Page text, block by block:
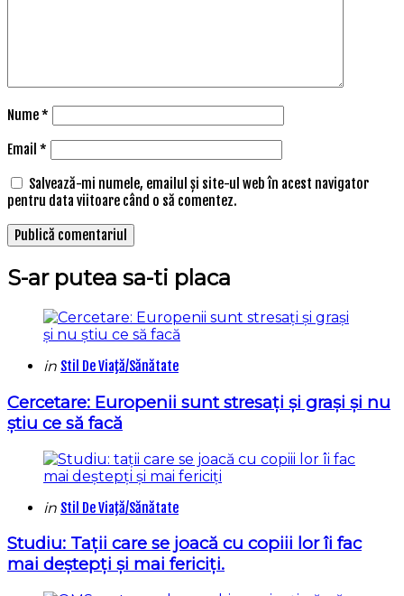
Nume*
Email *
Salvează-mi numele, emailul și site-ul web în acest navigator
pentru data viitoare când o să comentez.
S-ar putea sa-ti placa
Categories
Posted
in Stil De Viaţă/Sănătate
Cercetare: Europenii sunt stresați și grași și nu
știu ce să facă
Categories
Posted
in Stil De Viaţă/Sănătate
Studiu: Tații care se joacă cu copiii lor îi fac
mai deștepți și mai fericiți.